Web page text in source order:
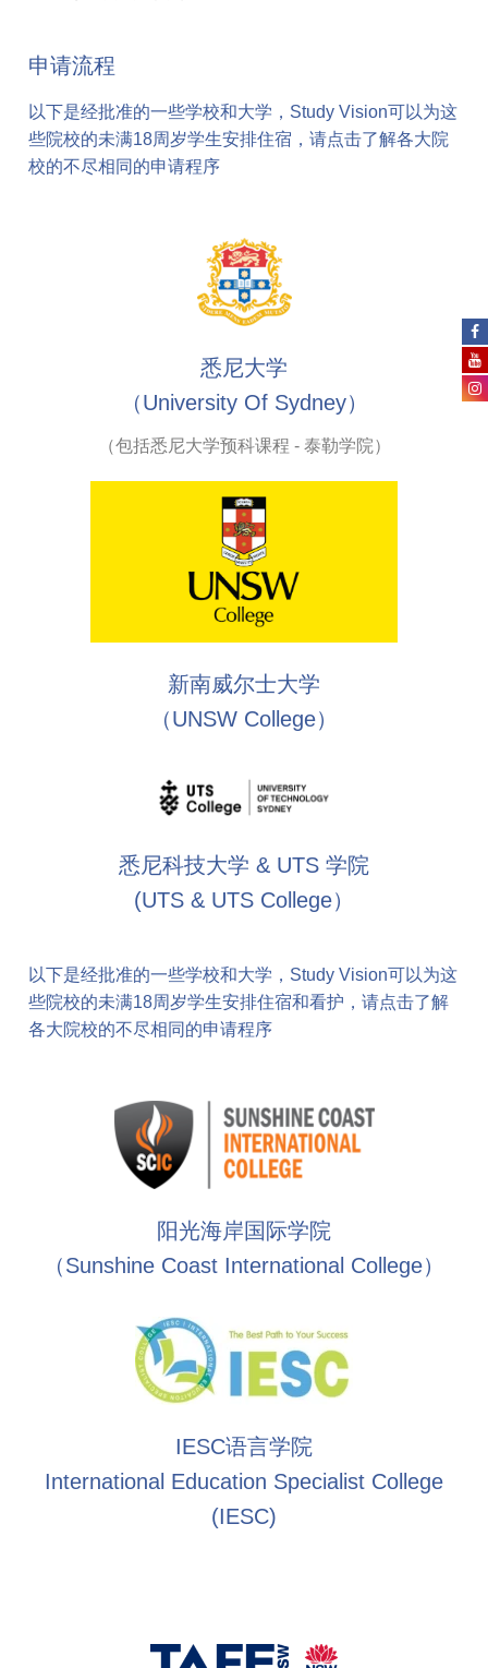
申请流程
以下是经批准的一些学校和大学，Study Vision可以为这
些院校的未满18周岁学生安排住宿，请点击了解各大院
校的不尽相同的申请程序
悉尼大学
（University Of Sydney）
（包括悉尼大学预科课程 - 泰勒学院）
新南威尔士大学
（UNSW College）
悉尼科技大学 & UTS 学院
(UTS & UTS College）
以下是经批准的一些学校和大学，Study Vision可以为这
些院校的未满18周岁学生安排住宿和看护，请点击了解
各大院校的不尽相同的申请程序
阳光海岸国际学院
（Sunshine Coast International College）
IESC语言学院
International Education Specialist College
(IESC)